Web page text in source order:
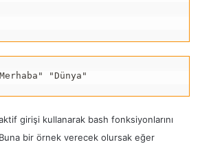
"Dünya"
girişi kullanarak bash fonksiyonlarını
bir örnek verecek olursak eğer